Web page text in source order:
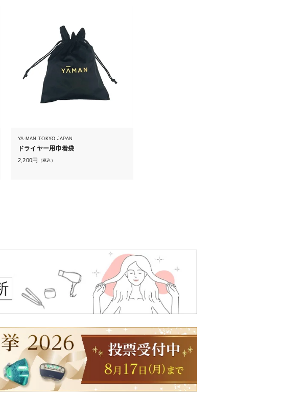
YA-MAN TOKYO JAPAN
ドライヤー用巾着袋
2,200円 （税込）